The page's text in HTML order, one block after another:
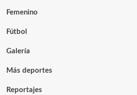
Femenino
Fútbol
Galería
Más deportes
Reportajes